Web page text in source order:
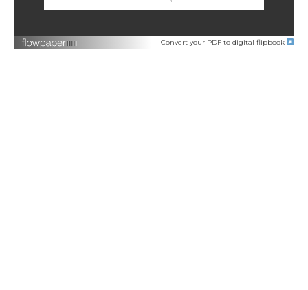
Convert your PDF to digital flipbook